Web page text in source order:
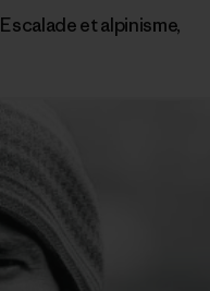
Escalade et alpinisme,